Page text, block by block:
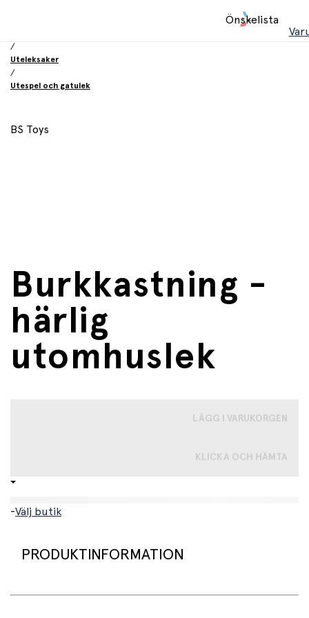
Önskelista
/
Uteleksaker
/
Utespel och gatulek
BS Toys
Burkkastning -
härlig
utomhuslek
LÄGG I VARUKORGEN
KLICKA OCH HÄMTA
-Välj butik
PRODUKTINFORMATION